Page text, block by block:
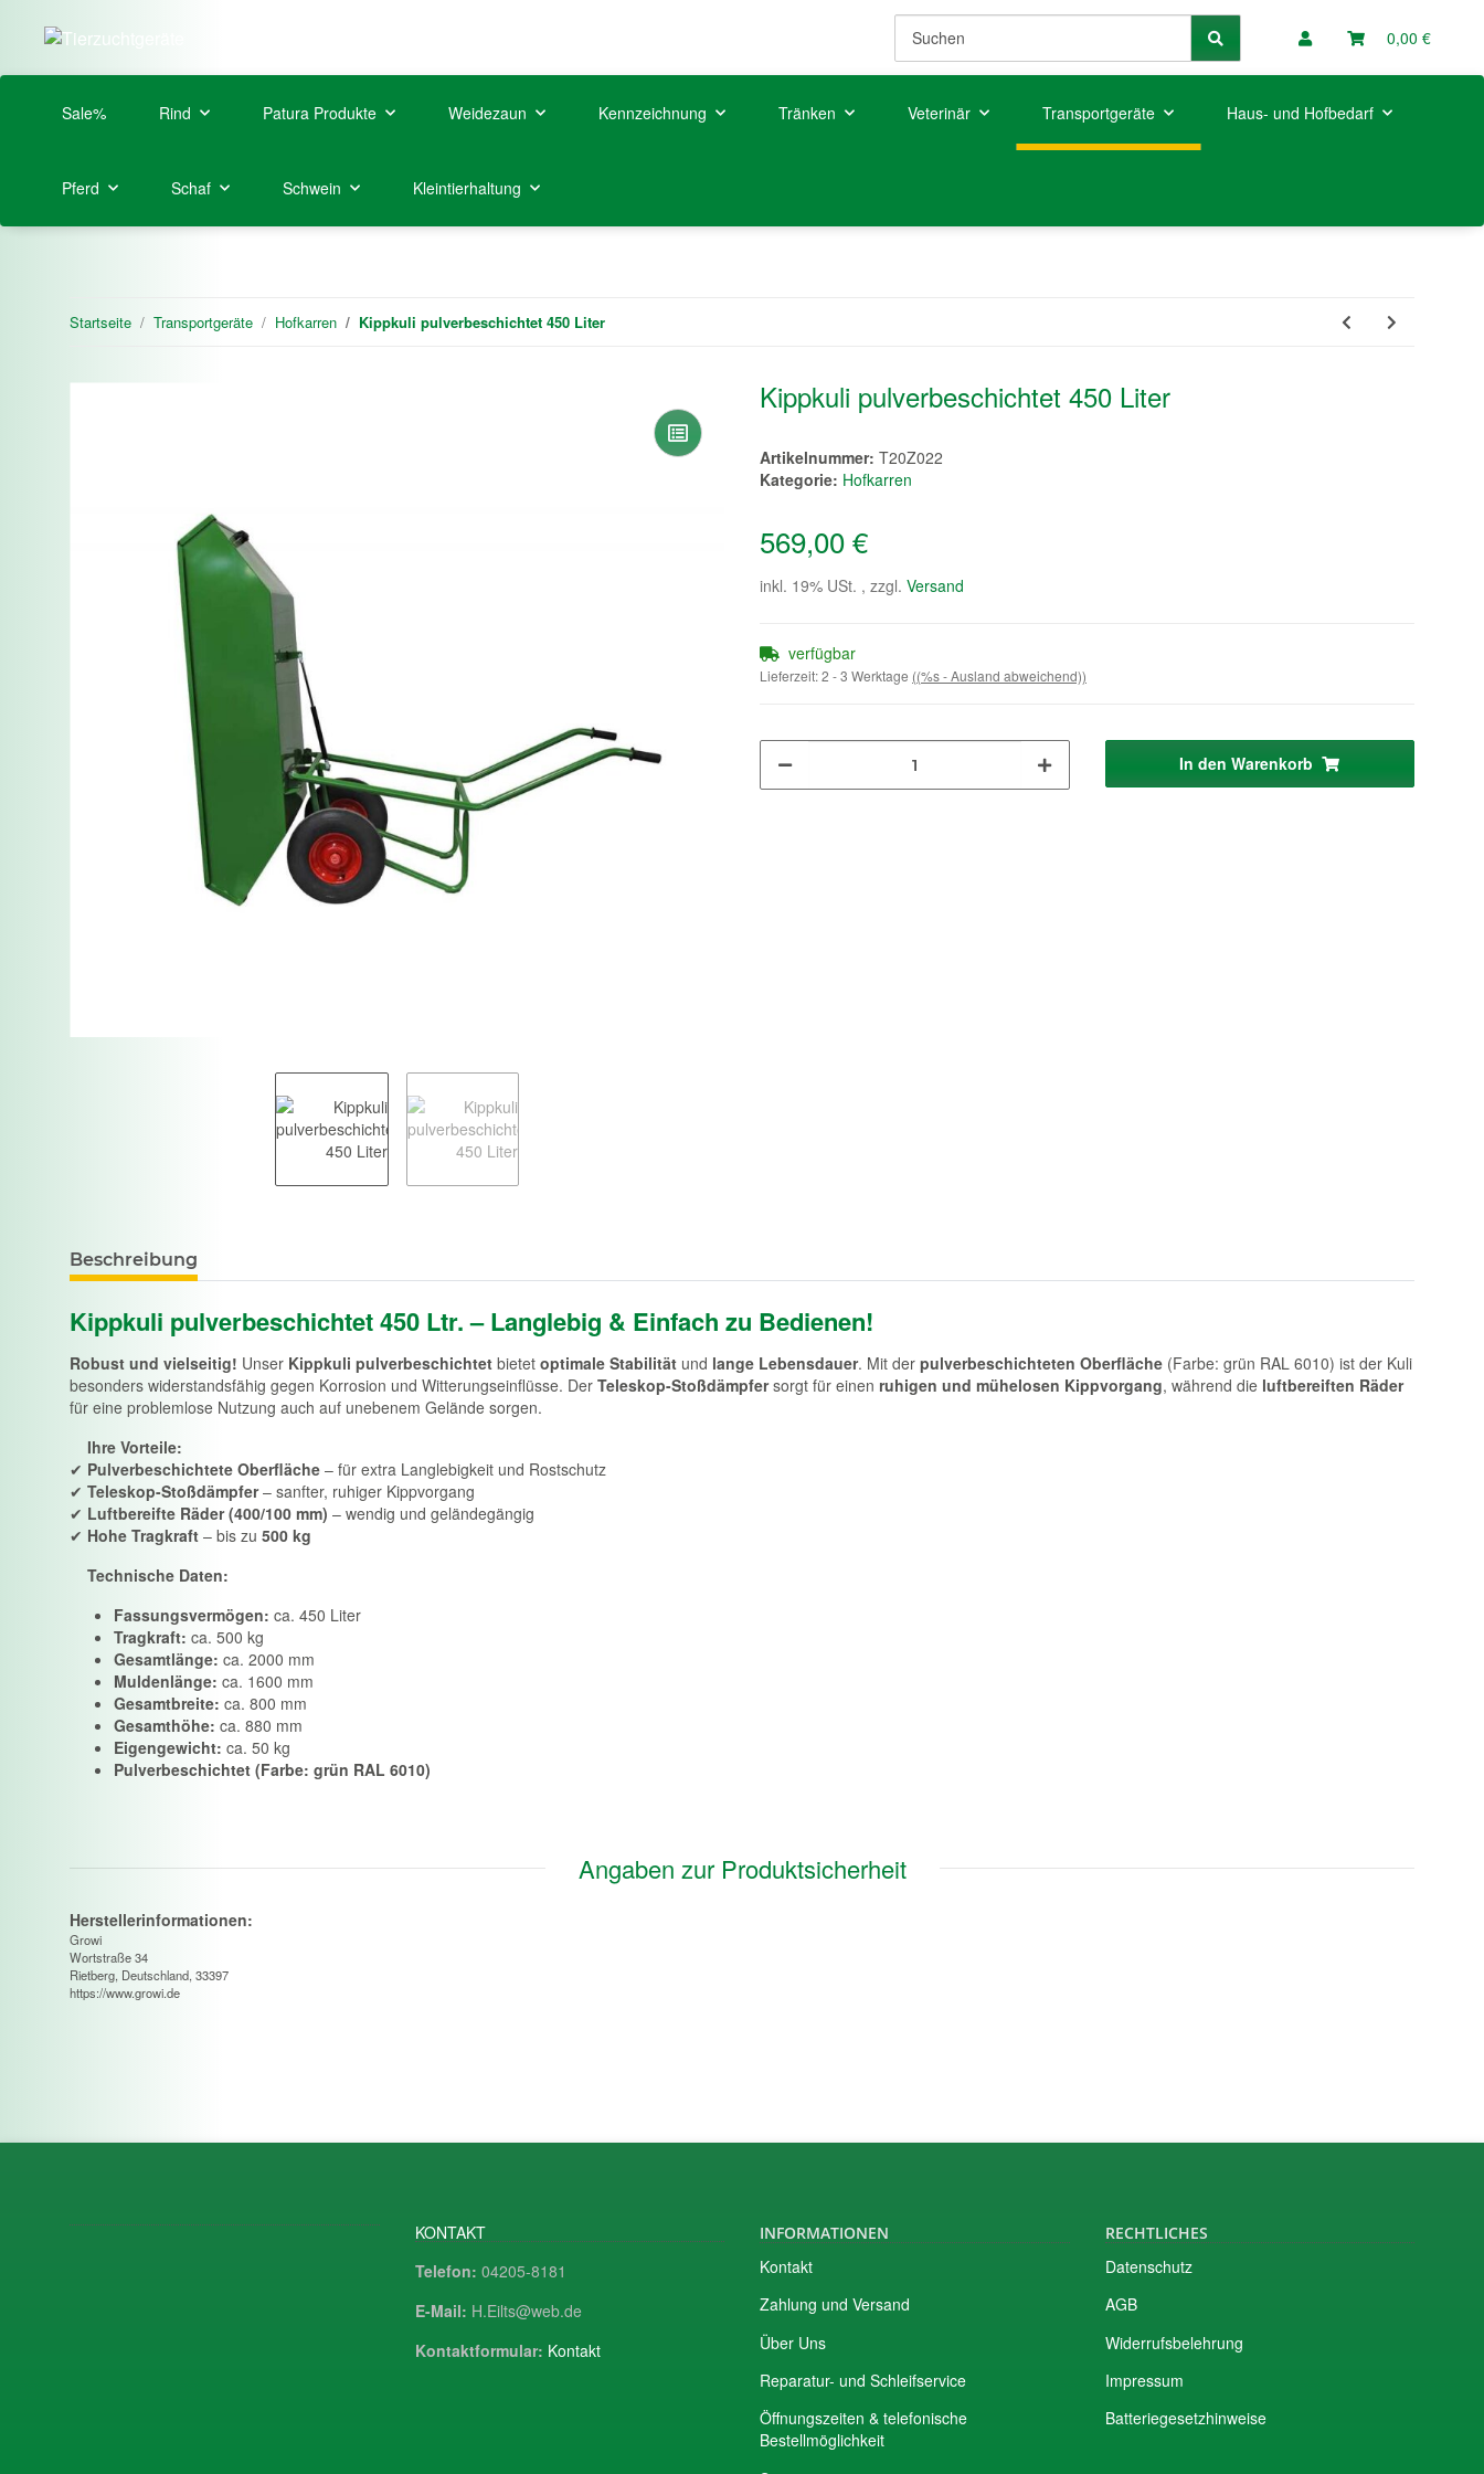
0,00 €
Sale% Rind Patura Produkte Weidezaun Kennzeichnung Tränken Veterinär Transportgeräte Haus- und Hofbedarf
Pferd Schaf Schwein Kleintierhaltung
Startseite Transportgeräte Hofkarren Kippkuli pulverbeschichtet 450 Liter
Kippkuli pulverbeschichtet 450 Liter
Artikelnummer: T20Z022
Kategorie: Hofkarren
569,00 €
inkl. 19% USt. , zzgl. Versand
verfügbar
Lieferzeit:2 - 3 Werktage ((%s - Ausland abweichend))
In den Warenkorb
Beschreibung
Kippkuli pulverbeschichtet 450 Ltr. – Langlebig & Einfach zu Bedienen!
Robust und vielseitig! Unser Kippkuli pulverbeschichtet bietet optimale Stabilität und lange Lebensdauer. Mit der pulverbeschichteten Oberfläche (Farbe: grün RAL 6010) ist der Kuli
besonders widerstandsfähig gegen Korrosion und Witterungseinflüsse. Der Teleskop-Stoßdämpfersorgt für einen ruhigen und mühelosen Kippvorgang, während die luftbereiften Räder
für eine problemlose Nutzung auch auf unebenem Gelände sorgen.
Ihre Vorteile:
✔ Pulverbeschichtete Oberfläche – für extra Langlebigkeit und Rostschutz
✔ Teleskop-Stoßdämpfer– sanfter, ruhiger Kippvorgang
✔ Luftbereifte Räder (400/100 mm) – wendig und geländegängig
✔ Hohe Tragkraft – bis zu 500 kg
Technische Daten:
Fassungsvermögen: ca. 450 Liter
Tragkraft: ca. 500 kg
Gesamtlänge: ca. 2000 mm
Muldenlänge: ca. 1600 mm
Gesamtbreite: ca. 800 mm
Gesamthöhe: ca. 880 mm
Eigengewicht: ca. 50 kg
Pulverbeschichtet (Farbe: grün RAL 6010)
Angaben zur Produktsicherheit
Herstellerinformationen:
Growi
Wortstraße 34
Rietberg, Deutschland, 33397
https://www.growi.de
KONTAKT
Telefon: 04205-8181
E-Mail: H.Eilts@web.de
Kontaktformular: Kontakt
INFORMATIONEN
Kontakt
Zahlung und Versand
Über Uns
Reparatur- und Schleifservice
Öffnungszeiten & telefonische
Bestellmöglichkeit
RECHTLICHES
Datenschutz
AGB
Widerrufsbelehrung
Impressum
Batteriegesetzhinweise